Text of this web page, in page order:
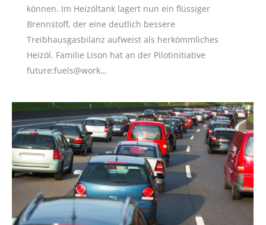
können. Im Heizöltank lagert nun ein flüssiger
Brennstoff, der eine deutlich bessere
Treibhausgasbilanz aufweist als herkömmliches
Heizöl. Familie Lison hat an der Pilotinitiative
future:fuels@work…